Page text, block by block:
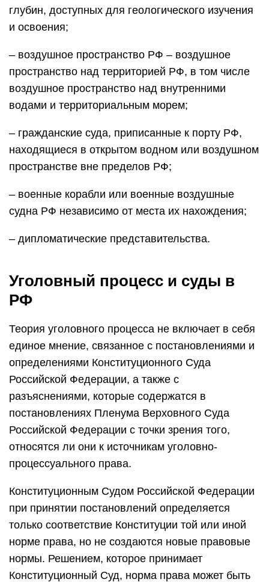
глубин, доступных для геологического изучения
и освоения;
– воздушное пространство РФ – воздушное
пространство над территорией РФ, в том числе
воздушное пространство над внутренними
водами и территориальным морем;
– гражданские суда, приписанные к порту РФ,
находящиеся в открытом водном или воздушном
пространстве вне пределов РФ;
– военные корабли или военные воздушные
судна РФ независимо от места их нахождения;
– дипломатические представительства.
Уголовный процесс и суды в
РФ
Теория уголовного процесса не включает в себя
единое мнение, связанное с постановлениями и
определениями Конституционного Суда
Российской Федерации, а также с
разъяснениями, которые содержатся в
постановлениях Пленума Верховного Суда
Российской Федерации с точки зрения того,
относятся ли они к источникам уголовно-
процессуального права.
Конституционным Судом Российской Федерации
при принятии постановлений определяется
только соответствие Конституции той или иной
норме права, но не создаются новые правовые
нормы. Решением, которое принимает
Конституционный Суд, норма права может быть